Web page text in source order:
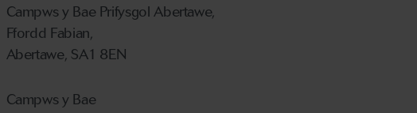
Campws y Bae Prifysgol Abertawe,
Ffordd Fabian,
Abertawe, SA1 8EN
Campws y Bae